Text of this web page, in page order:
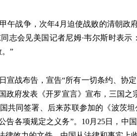
战争，次年4月迫使战败的清朝政
志会见美国记者尼姆·韦尔斯时表
”
战布告，宣告“所有一切条约、协
政府发表《开罗宣言》宣布，三国
共同签署、后来苏联参加的《波茨
告各项规定之义务”。10月25日，中